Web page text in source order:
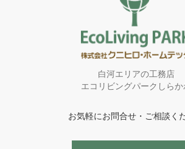
白河エリアの工務店
エコリビングパークしらか
お気軽にお問合せ・ご相談く